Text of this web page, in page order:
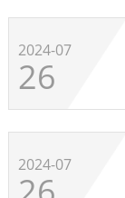
2024-07
26
2024-07